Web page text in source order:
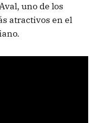
uno de los
atractivos en el